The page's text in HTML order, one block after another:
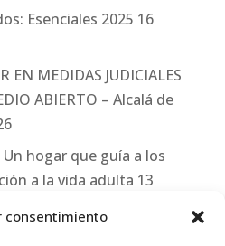
consentimiento
Esenciales 2025 16
EN MEDIDAS JUDICIALES
ABIERTO – Alcalá de
hogar que guía a los
a la vida adulta 13